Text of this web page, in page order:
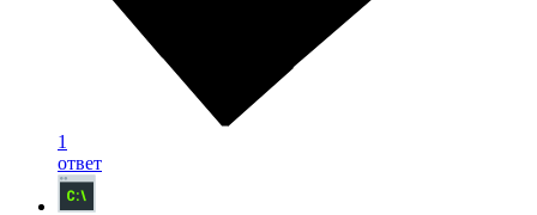
1
ответ